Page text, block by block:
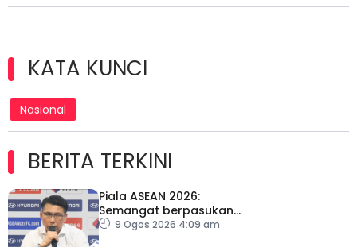
KATA KUNCI
Nasional
BERITA TERKINI
Piala ASEAN 2026:
Semangat berpasukan
kunci Harimau Malaya ke
9 Ogos 2026 4:09 am